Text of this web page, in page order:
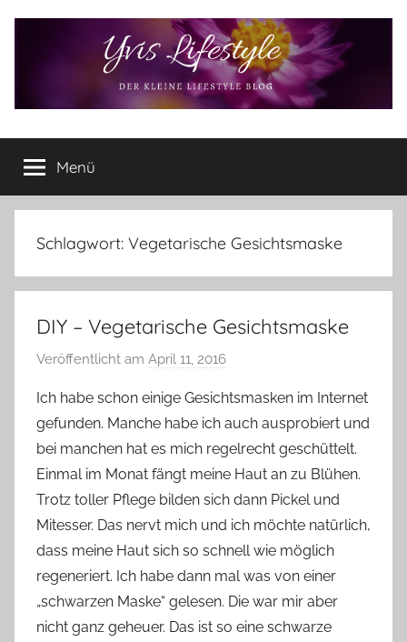
Yvis
Lifestyle
Lifestyle
Blog
–
Lifestyle,
Produkttests
vieles
Menü
Schlagwort: Vegetarische Gesichtsmaske
DIY – Vegetarische Gesichtsmaske
Veröffentlicht am April 11, 2016
n
Y
v
o
n
n
e
Ich habe schon einige Gesichtsmasken im Internet
gefunden. Manche habe ich auch ausprobiert und
bei manchen hat es mich regelrecht geschüttelt.
Einmal im Monat fängt meine Haut an zu Blühen.
Trotz toller Pflege bilden sich dann Pickel und
Mitesser. Das nervt mich und ich möchte natürlich,
dass meine Haut sich so schnell wie möglich
regeneriert. Ich habe dann mal was von einer
„schwarzen Maske“ gelesen. Die war mir aber
nicht ganz geheuer. Das ist so eine schwarze